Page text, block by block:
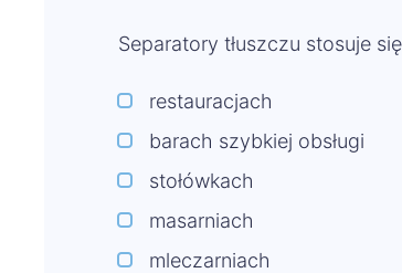
Separatory tłuszczu stosuje
restauracjach
barach szybkiej obsługi
stołówkach
masarniach
mleczarniach